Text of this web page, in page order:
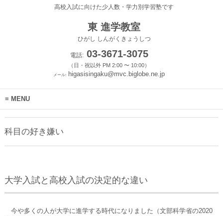
高校入試に向けた少人数・学力別学習塾です
東 進学教室
ひがし しんがくきょうしつ
電話:03-3671-3075
（日・祝以外 PM 2:00 〜 10:00）
メール: higasisingaku@mvc.biglobe.ne.jp
MENU
科目の好き嫌い
大学入試と高校入試の決定的な違い
今や多くの人が大学に進学する時代になりました（文部科学省の2020